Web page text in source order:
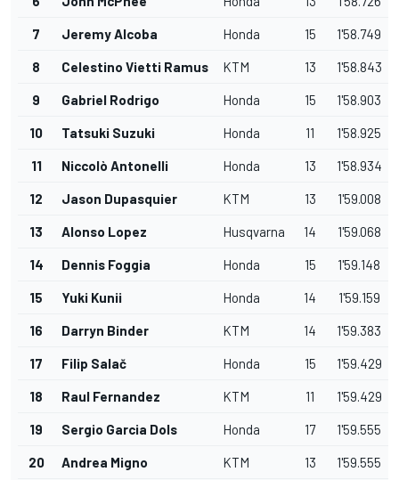
7 Jeremy Alcoba Honda 15 1'58.749
8 Celestino Vietti Ramus KTM 13 1'58.843
9 Gabriel Rodrigo Honda 15 1'58.903
10 Tatsuki Suzuki Honda 11 1'58.925
11 Niccolò Antonelli Honda 13 1'58.934
12 Jason Dupasquier KTM 13 1'59.008
13 Alonso Lopez Husqvarna 14 1'59.068
14 Dennis Foggia Honda 15 1'59.148
15 Yuki Kunii Honda 14 1'59.159
16 Darryn Binder KTM 14 1'59.383
17 Filip Salač Honda 15 1'59.429
18 Raul Fernandez KTM 11 1'59.429
19 Sergio Garcia Dols Honda 17 1'59.555
20 Andrea Migno KTM 13 1'59.555